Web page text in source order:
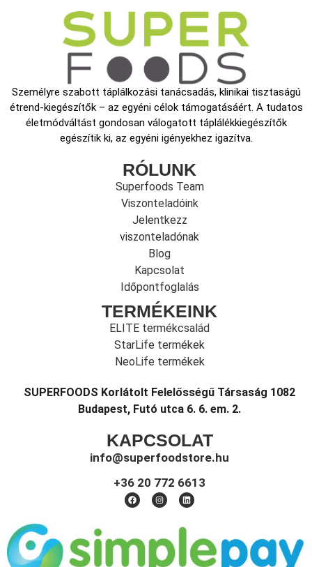
Személyre szabott táplálkozási tanácsadás, klinikai tisztaságú
étrend-kiegészítők – az egyéni célok támogatásáért. A tudatos
életmódváltást gondosan válogatott táplálékkiegészítők
egészítik ki, az egyéni igényekhez igazítva.
RÓLUNK
Superfoods Team
Viszonteladóink
Jelentkezz
viszonteladónak
Blog
Kapcsolat
Időpontfoglalás
TERMÉKEINK
ELITE termékcsalád
StarLife termékek
NeoLife termékek
SUPERFOODS Korlátolt Felelősségű Társaság 1082
Budapest, Futó utca 6. 6. em. 2.
KAPCSOLAT
info@superfoodstore.hu
+36 20 772 6613